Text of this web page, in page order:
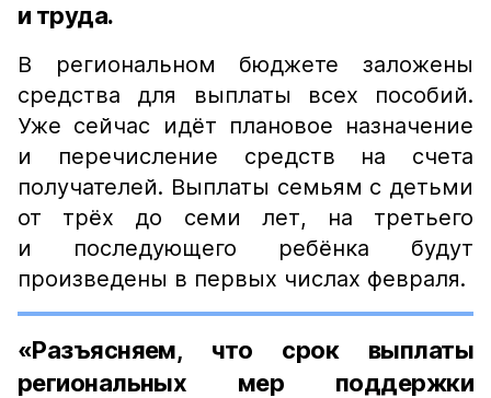
и труда.
В региональном бюджете заложены
средства для выплаты всех пособий.
Уже сейчас идёт плановое назначение
и перечисление средств на счета
получателей. Выплаты семьям с детьми
от трёх до семи лет, на третьего
и последующего ребёнка будут
произведены в первых числах февраля.
«Разъясняем, что срок выплаты
региональных мер поддержки